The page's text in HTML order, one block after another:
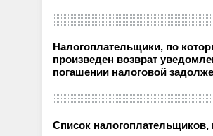
Налогоплательщики, по
произведен возврат
погашении налоговой
Список налогоплательщиков,